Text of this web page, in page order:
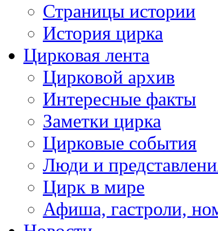
Страницы истории
История цирка
Цирковая лента
Цирковой архив
Интересные факты
Заметки цирка
Цирковые события
Люди и
Цирк в мире
Афиша, гастроли,